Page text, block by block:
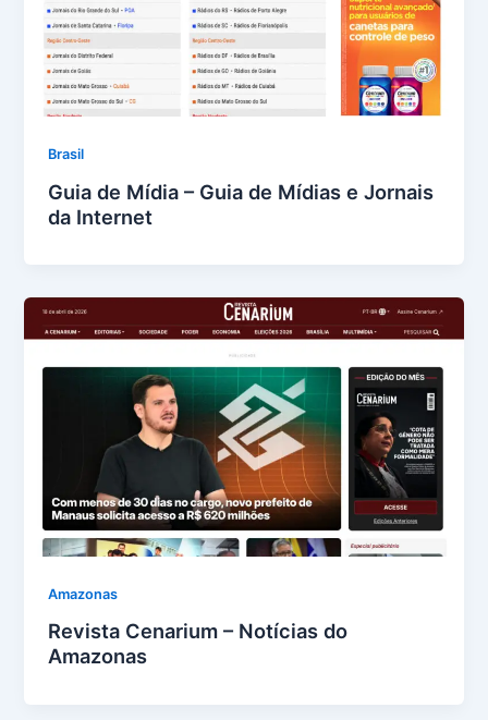
Brasil
Guia de Mídia – Guia de Mídias e Jornais
da Internet
Amazonas
Revista Cenarium – Notícias do
Amazonas